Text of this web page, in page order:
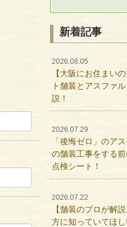
新着記事
2026.08.05
【大阪にお住まい
ト舗装とアスファ
説！
2026.07.29
「後悔ゼロ」のア
の舗装工事をする
点検シート！
2026.07.22
【舗装のプロが解
方に知っていてほ